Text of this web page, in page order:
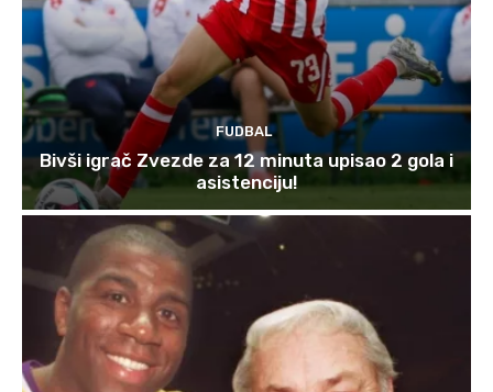
FUDBAL
Bivši igrač Zvezde za 12 minuta upisao 2 gola i
asistenciju!